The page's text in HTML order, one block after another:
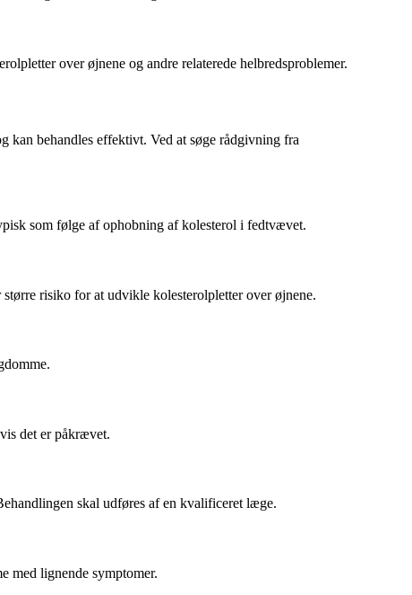
over øjnene og andre relaterede helbredsproblemer.
kan behandles effektivt. Ved at søge rådgivning fra
som følge af ophobning af kolesterol i fedtvævet.
risiko for at udvikle kolesterolpletter over øjnene.
det er påkrævet.
skal udføres af en kvalificeret læge.
med lignende symptomer.